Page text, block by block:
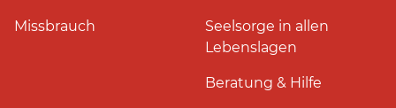
Missbrauch
Seelsorge in allen
Lebenslagen
Beratung & Hilfe